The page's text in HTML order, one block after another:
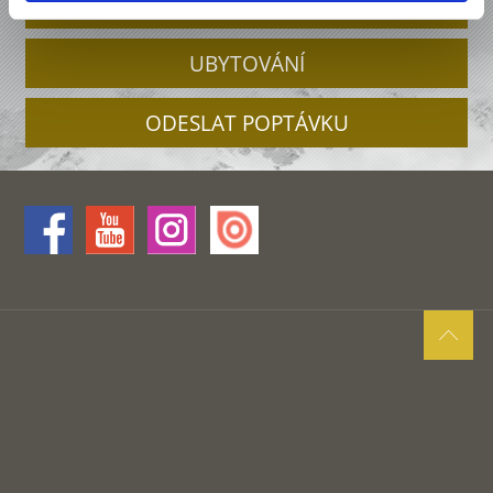
UBYTOVÁNÍ
ODESLAT POPTÁVKU